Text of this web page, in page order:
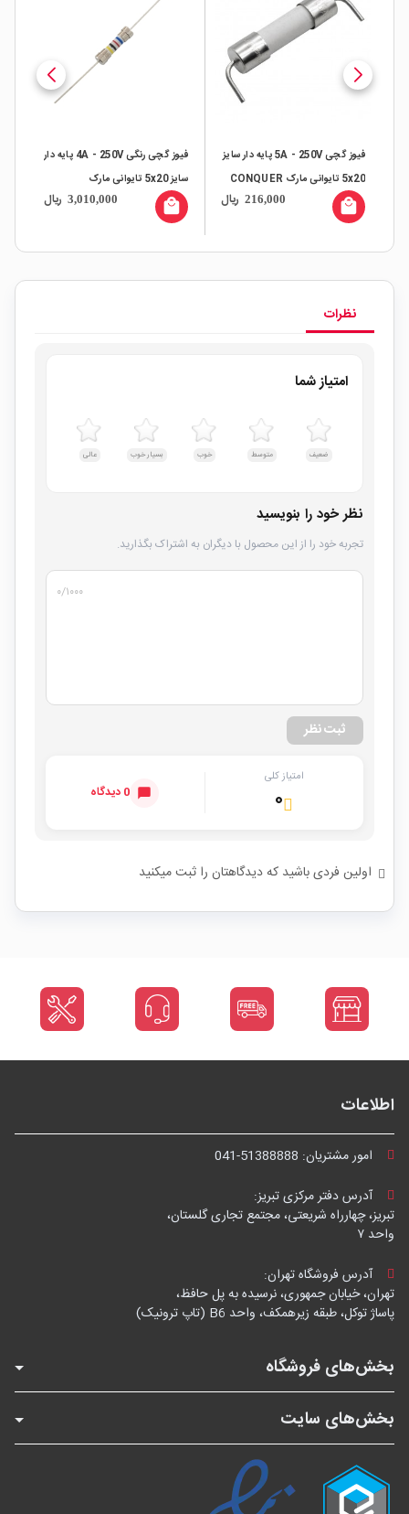
فیوز گچی 5A - 250V پایه دار سایز
5x20 تایوانی مارک CONQUER
216,000 ریال local_mall
فیوز گچی رنگی 4A - 250V پایه دار
سایز 5x20 تایوانی مارک
CONQUER بسته 100 تایی
3,010,000 ریال local_mall
نظرات
امتیاز شما
ضعیف متوسط خوب بسیار خوب عالی
نظر خود را بنویسید
تجربه خود را از این محصول با دیگران به اشتراک بگذارید.
۰/۱۰۰۰
ثبت نظر
امتیاز کلی
۰ 0 دیدگاه
اولین فردی باشید که دیدگاهتان را ثبت میکنید
اطلاعات
امور مشتریان: 041-51388888
آدرس دفتر مرکزی تبریز:
تبریز، چهارراه شریعتی، مجتمع تجاری گلستان،
واحد ۷
آدرس فروشگاه تهران:
تهران، خیابان جمهوری، نرسیده به پل حافظ،
پاساژ توکل، طبقه زیرهمکف، واحد B6 (تاپ ترونیک)
بخش‌های فروشگاه
بخش‌های سایت